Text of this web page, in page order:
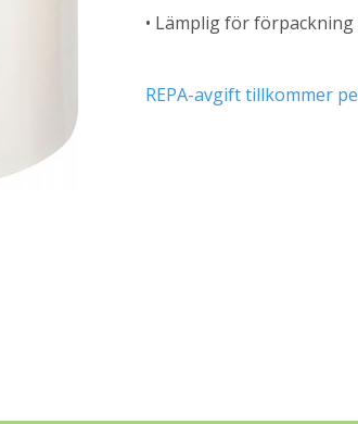
• Lämplig för
REPA-avgift tillkommer